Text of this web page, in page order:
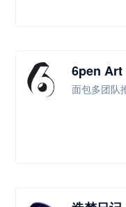
6pen Art
面包多团队